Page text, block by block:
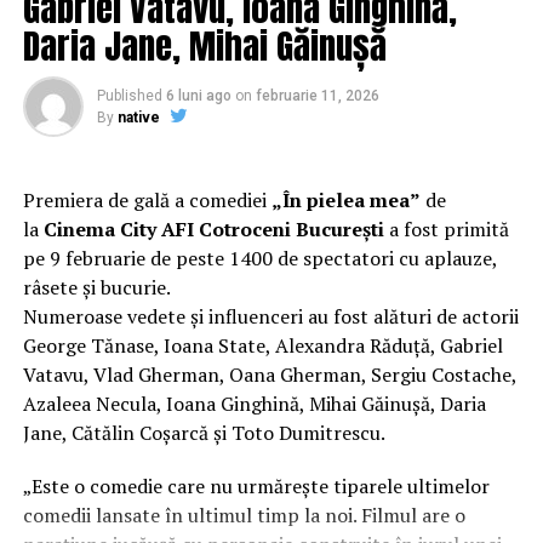
Regizorul și scenaristul Paul Decu , absolvent al
Facultății de Teatru UNATC „I.L.Caragiale” și al
masteratului în regie de film de la MetFilm School
Londra, a colaborat la realizarea primului său
parteAdrian Pădurețu (imagine), Bogdan Ivanovici
(sunet), Anca Miron (scenografie), Francisca Vass
(costume).
O comedie actuală și colorată, filmul„În pielea mea”
are premiera națională pe 10 februarie, distribuit de
T.R.I.B.E. Films.
Mai multe detalii, imagini de la filmări, fragmente din
film și declarații din partea actorilor sunt disponibile pe
paginile social media ale filmului deFacebook,
Instagram,TikTok .
Daria Jane, Mihai Găinușă
Published 6 luni ago on februarie 11, 2026
By native
Premiera de gală a comediei „În pielea mea” de
la Cinema City AFI Cotroceni Bucureștia fost primită
pe 9 februarie de peste 1400 de spectatori cu aplauze,
râsete și bucurie.
Numeroase vedete și influenceri au fost alături de actorii
George Tănase, Ioana State, Alexandra Răduță, Gabriel
Vatavu, Vlad Gherman, Oana Gherman, Sergiu Costache,
Azaleea Necula, Ioana Ginghină, Mihai Găinușă, Daria
Jane, Cătălin Coșarcă și Toto Dumitrescu.
„Este o comedie care nu urmărește tiparele ultimelor
comedii lansate în ultimul timp la noi. Filmul are o